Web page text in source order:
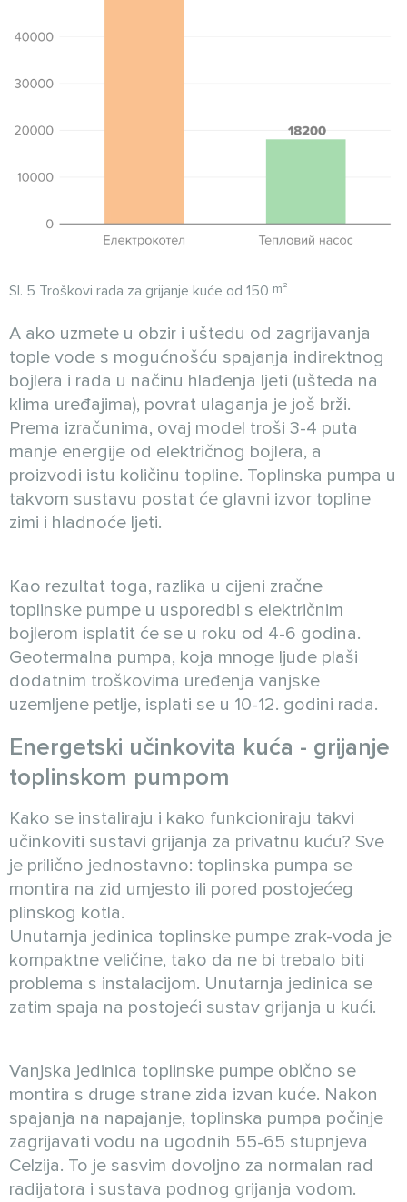
Sl. 5 Troškovi rada za grijanje kuće od 150 m²
A ako uzmete u obzir i uštedu od zagrijavanja
tople vode s mogućnošću spajanja indirektnog
bojlera i rada u načinu hlađenja ljeti (ušteda na
klima uređajima), povrat ulaganja je još brži.
Prema izračunima, ovaj model troši 3-4 puta
manje energije od električnog bojlera, a
proizvodi istu količinu topline. Toplinska pumpa u
takvom sustavu postat će glavni izvor topline
zimi i hladnoće ljeti.
Kao rezultat toga, razlika u cijeni zračne
toplinske pumpe u usporedbi s električnim
bojlerom isplatit će se u roku od 4-6 godina.
Geotermalna pumpa, koja mnoge ljude plaši
dodatnim troškovima uređenja vanjske
uzemljene petlje, isplati se u 10-12. godini rada.
Energetski učinkovita kuća - grijanje
toplinskom pumpom
Kako se instaliraju i kako funkcioniraju takvi
učinkoviti sustavi grijanja za privatnu kuću? Sve
je prilično jednostavno: toplinska pumpa se
montira na zid umjesto ili pored postojećeg
plinskog kotla.
Unutarnja jedinica toplinske pumpe zrak-voda je
kompaktne veličine, tako da ne bi trebalo biti
problema s instalacijom. Unutarnja jedinica se
zatim spaja na postojeći sustav grijanja u kući.
Vanjska jedinica toplinske pumpe obično se
montira s druge strane zida izvan kuće. Nakon
spajanja na napajanje, toplinska pumpa počinje
zagrijavati vodu na ugodnih 55-65 stupnjeva
Celzija. To je sasvim dovoljno za normalan rad
radijatora i sustava podnog grijanja vodom.